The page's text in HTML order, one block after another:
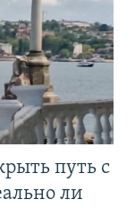
путь с
ли